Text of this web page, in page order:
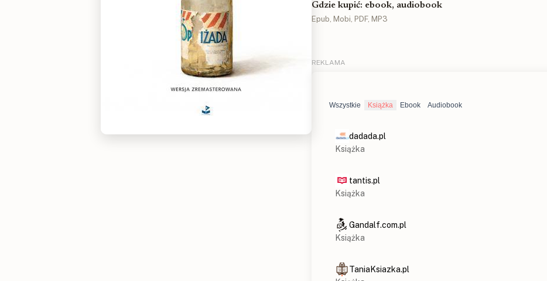
Gdzie kupić: ebook, audiobook
Epub, Mobi, PDF, MP3